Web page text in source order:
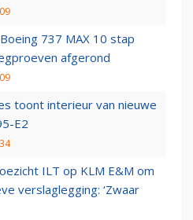
737 MAX 10 stap
afgerond
toont interieur van nieuwe
E2
ILT op KLM E&M om
verslaglegging: ‘Zwaar